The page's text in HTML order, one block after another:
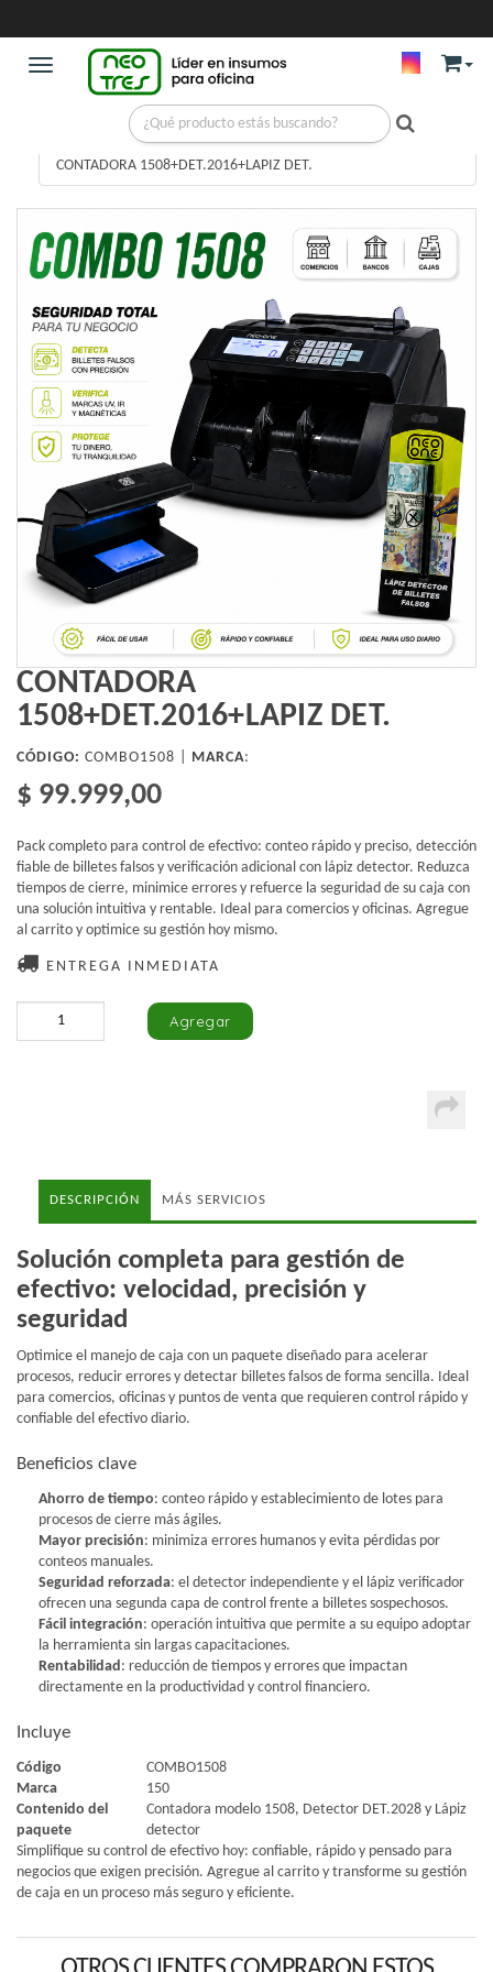
Toggle navigation
MAQUINAS DE OFICINAS/
CONTADORA 1508+DET.2016+LAPIZ DET.
CONTADORA
1508+DET.2016+LAPIZ DET.
CÓDIGO: COMBO1508 | MARCA:
$ 99.999,00
Pack completo para control de efectivo: conteo rápido y preciso, detección
fiable de billetes falsos y verificación adicional con lápiz detector. Reduzca
tiempos de cierre, minimice errores y refuerce la seguridad de su caja con
una solución intuitiva y rentable. Ideal para comercios y oficinas. Agregue
al carrito y optimice su gestión hoy mismo.
ENTREGA INMEDIATA
DESCRIPCIÓN MÁS SERVICIOS
Solución completa para gestión de
efectivo: velocidad, precisión y
seguridad
Optimice el manejo de caja con un paquete diseñado para acelerar
procesos, reducir errores y detectar billetes falsos de forma sencilla. Ideal
para comercios, oficinas y puntos de venta que requieren control rápido y
confiable del efectivo diario.
Beneficios clave
Ahorro de tiempo: conteo rápido y establecimiento de lotes para
procesos de cierre más ágiles.
Mayor precisión: minimiza errores humanos y evita pérdidas por
conteos manuales.
Seguridad reforzada: el detector independiente y el lápiz verificador
ofrecen una segunda capa de control frente a billetes sospechosos.
Fácil integración: operación intuitiva que permite a su equipo adoptar
la herramienta sin largas capacitaciones.
Rentabilidad: reducción de tiempos y errores que impactan
directamente en la productividad y control financiero.
Incluye
Código
COMBO1508
Marca
150
Contenido del
paquete
Contadora modelo 1508, Detector DET.2028 y Lápiz
detector
Simplifique su control de efectivo hoy: confiable, rápido y pensado para
negocios que exigen precisión. Agregue al carrito y transforme su gestión
de caja en un proceso más seguro y eficiente.